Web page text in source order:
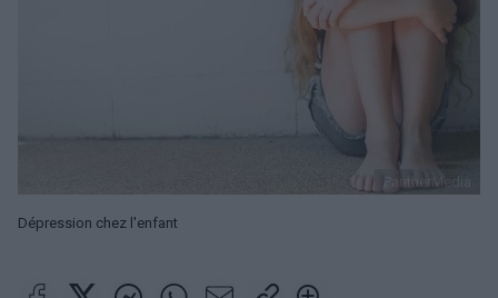
PantherMedia
Dépression chez l'enfant